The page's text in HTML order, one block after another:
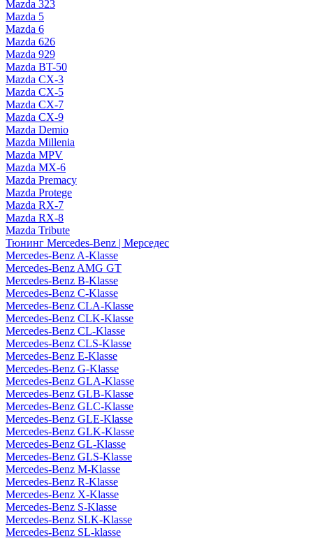
Mazda 323
Mazda 5
Mazda 6
Mazda 626
Mazda 929
Mazda BT-50
Mazda CX-3
Mazda CX-5
Mazda CX-7
Mazda CX-9
Mazda Demio
Mazda Millenia
Mazda MPV
Mazda MX-6
Mazda Premacy
Mazda Protege
Mazda RX-7
Mazda RX-8
Mazda Tribute
Тюнинг Mercedes-Benz | Мерседес
Mercedes-Benz A-Klasse
Mercedes-Benz AMG GT
Mercedes-Benz B-Klasse
Mercedes-Benz C-Klasse
Mercedes-Benz CLA-Klasse
Mercedes-Benz CLK-Klasse
Mercedes-Benz CL-Klasse
Mercedes-Benz CLS-Klasse
Mercedes-Benz E-Klasse
Mercedes-Benz G-Klasse
Mercedes-Benz GLA-Klasse
Mercedes-Benz GLB-Klasse
Mercedes-Benz GLC-Klasse
Mercedes-Benz GLE-Klasse
Mercedes-Benz GLK-Klasse
Mercedes-Benz GL-Klasse
Mercedes-Benz GLS-Klasse
Mercedes-Benz M-Klasse
Mercedes-Benz R-Klasse
Mercedes-Benz X-Klasse
Mercedes-Benz S-Klasse
Mercedes-Benz SLK-Klasse
Mercedes-Benz SL-klasse